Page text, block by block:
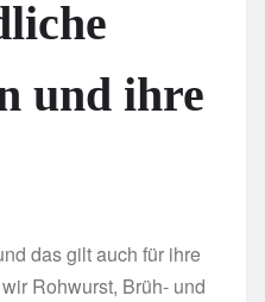
und ihre
das gilt auch für ihre
Rohwurst, Brüh- und